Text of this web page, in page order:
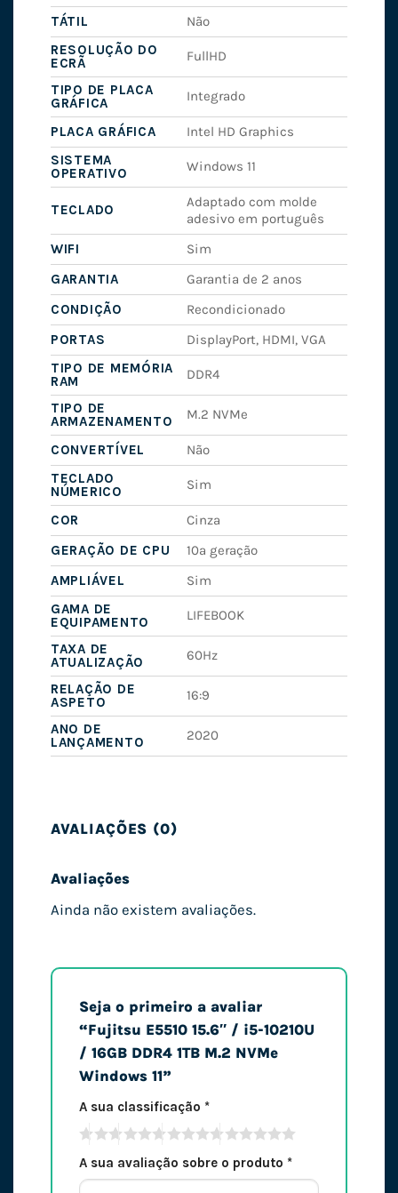
TÁTIL
Não
RESOLUÇÃO DO
ECRÃ
FullHD
TIPO DE PLACA
GRÁFICA
Integrado
PLACA GRÁFICA
Intel HD Graphics
SISTEMA
OPERATIVO
Windows 11
TECLADO
Adaptado com molde
adesivo em português
WIFI
Sim
GARANTIA
Garantia de 2 anos
CONDIÇÃO
Recondicionado
PORTAS
DisplayPort, HDMI, VGA
TIPO DE MEMÓRIA
RAM
DDR4
TIPO DE
ARMAZENAMENTO
M.2 NVMe
CONVERTÍVEL
Não
TECLADO
NÚMERICO
Sim
COR
Cinza
GERAÇÃO DE CPU
10ª geração
AMPLIÁVEL
Sim
GAMA DE
EQUIPAMENTO
LIFEBOOK
TAXA DE
ATUALIZAÇÃO
60Hz
RELAÇÃO DE
ASPETO
16:9
ANO DE
LANÇAMENTO
2020
AVALIAÇÕES (0)
Avaliações
Ainda não existem avaliações.
Seja o primeiro a avaliar
“Fujitsu E5510 15.6″ / i5-10210U
/ 16GB DDR4 1TB M.2 NVMe
Windows 11”
A sua classificação *
A sua avaliação sobre o produto *